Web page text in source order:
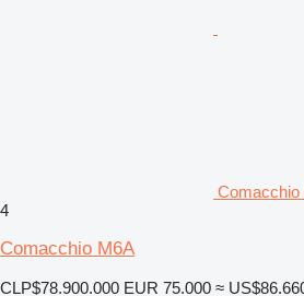
Comacchio
4
Comacchio M6A
CLP$78.900.000 EUR 75.000 ≈